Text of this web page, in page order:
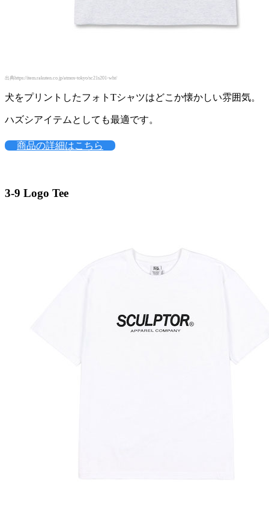
出典https://item.rakuten.co.jp/atmos-tokyo/sc21s201-wht/
犬をプリントしたフォトTシャツはどこか懐かしい雰囲気。
ハズシアイテムとしても最適です。
商品の詳細はこちら
3-9 Logo Tee